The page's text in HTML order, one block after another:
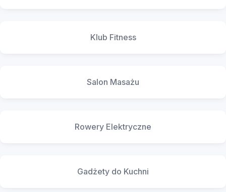
Klub Fitness
Salon Masażu
Rowery Elektryczne
Gadżety do Kuchni